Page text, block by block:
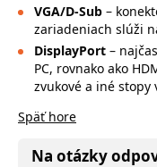
VGA/D-Sub –
zariadeniach slúži
DisplayPort –
PC, rovnako ako
zvukové a iné stopy
Späť hore
Na otázky